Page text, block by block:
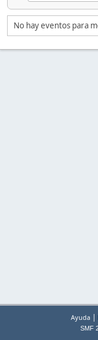
No hay eventos para
Ayuda |
SMF